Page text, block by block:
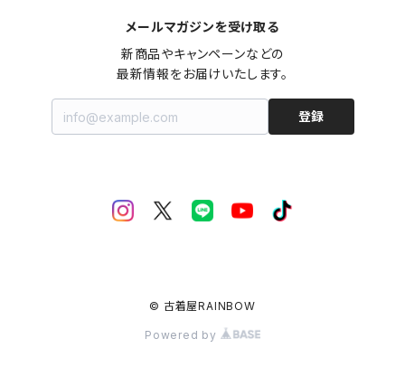
メールマガジンを受け取る
新商品やキャンペーンなどの
最新情報をお届けいたします。
登録
© 古着屋RAINBOW
Powered by